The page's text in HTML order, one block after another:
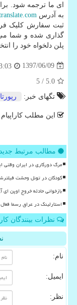
ای ما ترجمه شود.
به آدرس
گذاری شده و شما می
پلن دلخواه خود را
1397/06/09
5.0
/ 5
تگهای خبر:
این مطلب
مطالب مرتبط جدید
مرگ دورکاری در ایران وقتی
کودکان در تونل وحشت
بازخوانی حادثه خروج اوپن ای
استارلینک در عراق رسما
نظرات بینندگان
نام:
ایمیل:
نظر: